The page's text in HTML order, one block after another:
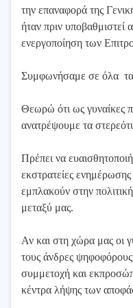
την επαναφορά της
ήταν πριν υποβαθμιστεί
ενεργοποίηση των
Συμφωνήσαμε σε όλα τα
Θεωρώ ότι ως γυναίκες
ανατρέψουμε τα
Πρέπει να
εκστρατείες ενημέρωσης
εμπλακούν στην
μεταξύ μας.
Αν και στη χώρα μας οι
τους άνδρες
συμμετοχή και
κέντρα λήψης των